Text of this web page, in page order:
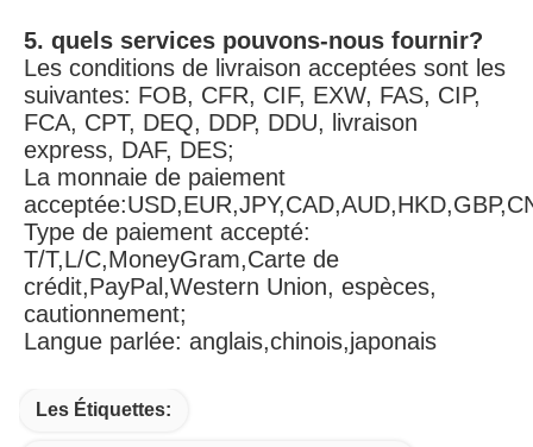
5. quels services pouvons-nous fournir?
Les conditions de livraison acceptées sont les
suivantes: FOB, CFR, CIF, EXW, FAS, CIP,
FCA, CPT, DEQ, DDP, DDU, livraison
express, DAF, DES;
La monnaie de paiement
Type de paiement accepté:
T/T,L/C,MoneyGram,Carte de
crédit,PayPal,Western Union, espèces,
cautionnement;
Langue parlée: anglais,chinois,japonais
Les Étiquettes: